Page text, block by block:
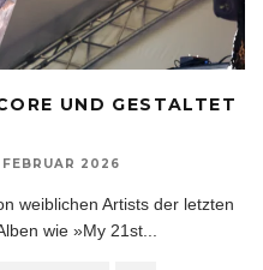
UND GESTALTET
2026
weiblichen Artists der letzten
wie »My 21st...